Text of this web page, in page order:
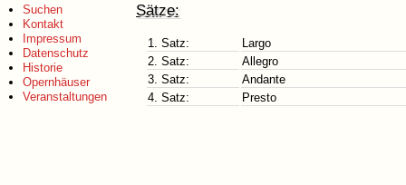
Suchen
Kontakt
Impressum
Datenschutz
Historie
Opernhäuser
Veranstaltungen
Sätze:
1. Satz:
Largo
2. Satz:
Allegro
3. Satz:
Andante
4. Satz:
Presto